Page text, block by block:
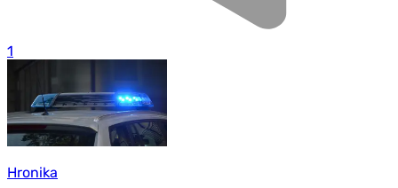
1
Hronika